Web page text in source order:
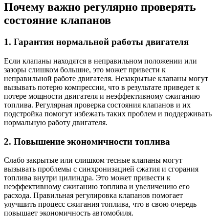
Почему важно регулярно проверять
состояние клапанов
1. Гарантия нормальной работы двигателя
Если клапаны находятся в неправильном положении или
зазоры слишком большие, это может привести к
неправильной работе двигателя. Незакрытые клапаны могут
вызывать потерю компрессии, что в результате приведет к
потере мощности двигателя и неэффективному сжиганию
топлива. Регулярная проверка состояния клапанов и их
подстройка помогут избежать таких проблем и поддерживать
нормальную работу двигателя.
2. Повышение экономичности топлива
Слабо закрытые или слишком тесные клапаны могут
вызывать проблемы с синхронизацией сжатия и сгорания
топлива внутри цилиндра. Это может привести к
неэффективному сжиганию топлива и увеличению его
расхода. Правильная регулировка клапанов помогает
улучшить процесс сжигания топлива, что в свою очередь
повышает экономичность автомобиля.